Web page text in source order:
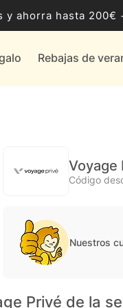
y ahorra hasta 200€
Rebajas de
Voyage
Código
Nuestros
Privé de la